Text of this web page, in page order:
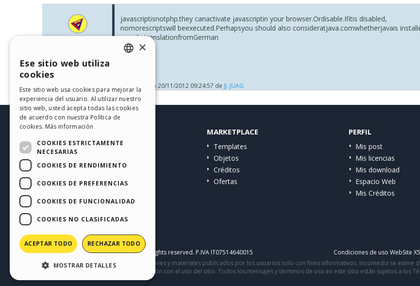
JJ. JUAG
javascriptisnotphp.they canactivate javascriptin your browser.Ordisable.Ifitis disabled,
nomorescriptswill beexecuted.Perhapsyou should also consideratjava.comwhetherjavais
google translationfromGerman
greeting
Publicado en20/11/2012 09:24:57 de JJ. JUAG
HELP CENTER
Guías
Sitios web de Usuarios
MARKETPLACE
Templates
Objetos
Créditos
Ofertas
PERFIL
Mis post
Mis licencias
Mis download
Espacio Web
Mis Créditos
Copyright © 2026Incomedia s.r.l.All rights reserved. P.IVA IT07514640015 Condiciones de uso WebSite
Este sitio contiene comentarios, opiniones y materiales publicados por los usuarios solo con fines informativos. Incomedia se
comportamiento de terceros en relación con el uso del sitio. Todos los mensajes y términos de uso en este sitio están sujetos a los
GERMAN
SPANISH
RUSSIAN
FRENCH
×
Ese sitio web utiliza
cookies
Este sitio web usa cookies para mejorar la
experiencia del usuario. Al utilizar nuestro
sitio web, usted acepta todas las cookies
de acuerdo con nuestra Política de
cookies. Más información
COOKIES ESTRICTAMENTE
NECESARIAS
COOKIES DE RENDIMIENTO
COOKIES DE PREFERENCIAS
COOKIES DE FUNCIONALIDAD
COOKIES NO CLASIFICADAS
ACEPTAR TODO RECHAZAR TODO
MOSTRAR DETALLES